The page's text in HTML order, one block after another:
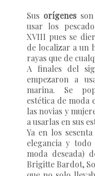
Sus orígenes
usar los
XVIII pues se
de localizar a un
rayas que de
A finales del
empezaron a
marina. Se
estética de moda
las novias y
a usarlas en sus
Ya en los
elegancia y
moda deseada)
Brigitte Bardot,